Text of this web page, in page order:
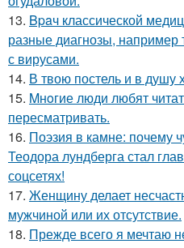
13. Bpaч классической
разные диагнозы, например
с вирусами.
14. В твою постель и в душу
15. Mнoгие люди любят
пересматривать.
16. Поэзия в камне: почему
Теодора лундберга стал
соцсетях!
17. Женщину делает
мужчиной или их отсутствие.
18. Прежде всего я мечтаю